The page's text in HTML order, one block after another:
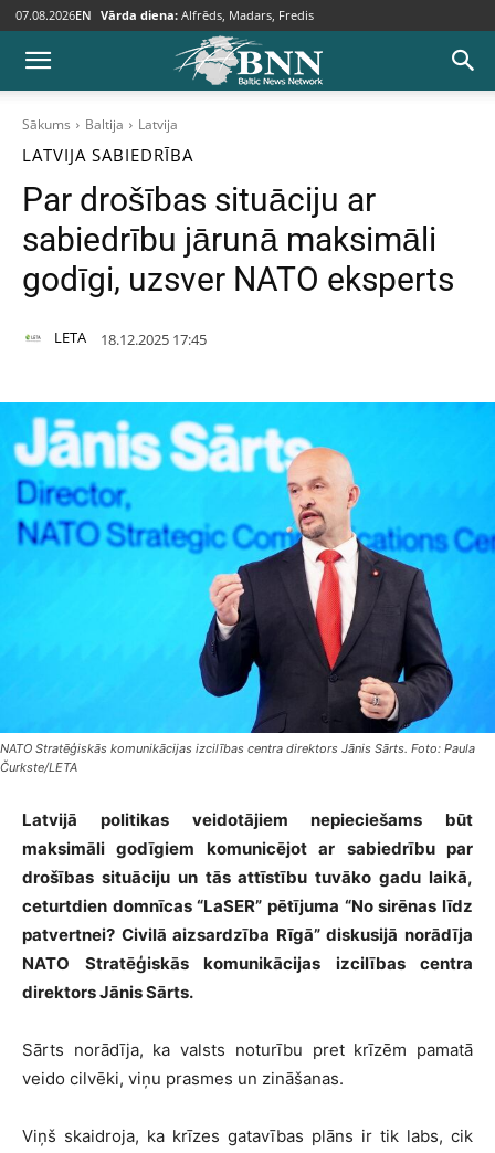
07.08.2026EN Vārda diena: Alfrēds, Madars, Fredis
Sākums Baltija Latvija
LATVIJA SABIEDRĪBA
Par drošības situāciju ar
sabiedrību jārunā maksimāli
godīgi, uzsver NATO eksperts
LETA 18.12.2025 17:45
NATO Stratēģiskās komunikācijas izcilības centra direktors Jānis Sārts. Foto: Paula
Čurkste/LETA
Latvijā politikas veidotājiem nepieciešams būt
maksimāli godīgiem komunicējot ar sabiedrību par
drošības situāciju un tās attīstību tuvāko gadu laikā,
ceturtdien domnīcas “LaSER” pētījuma “No sirēnas līdz
patvertnei? Civilā aizsardzība Rīgā” diskusijā norādīja
NATO Stratēģiskās komunikācijas izcilības centra
direktors Jānis Sārts.
Sārts norādīja, ka valsts noturību pret krīzēm pamatā
veido cilvēki, viņu prasmes un zināšanas.
Viņš skaidroja, ka krīzes gatavības plāns ir tik labs, cik